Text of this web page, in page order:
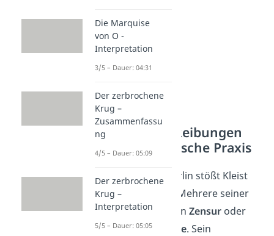
Literarische Reibungen
und publizistische Praxis
In Weimar und Berlin stößt Kleist
auf Widerstände. Mehrere seiner
Stücke scheitern anZensur oder
findenkeine Bühne. Sein
Die Marquise
von O -
Interpretation
3/5 – Dauer: 04:31
Der zerbrochene
Krug –
Zusammenfassu
ng
4/5 – Dauer: 05:09
Der zerbrochene
Krug –
Interpretation
5/5 – Dauer: 05:05